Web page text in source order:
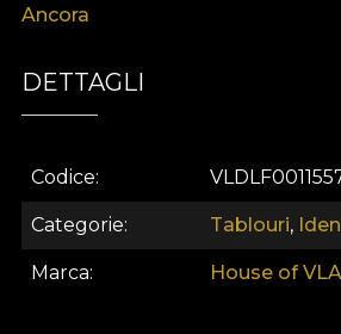
sofisticată provoacă percepțiile și
gândire.
Ancora
DETTAGLI
Codice
Categorie Tablouri,
Marca House of